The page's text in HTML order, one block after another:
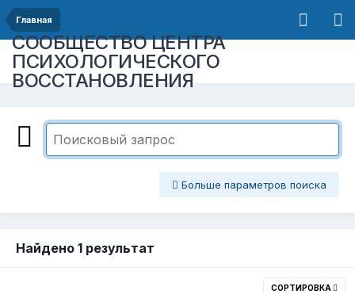
Главная
СООБЩЕСТВО ЦЕНТРА
ПСИХОЛОГИЧЕСКОГО
ВОССТАНОВЛЕНИЯ
Больше параметров поиска
Найдено 1 результат
СОРТИРОВКА